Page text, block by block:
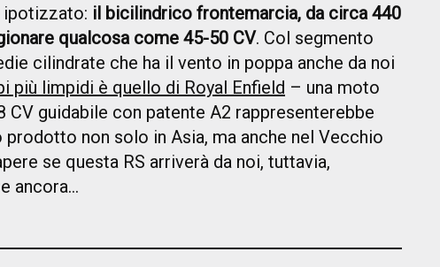
ipotizzato: il bicilindrico frontemarcia, da circa 440
qualcosa come 45-50 CV. Col segmento
cilindrate che ha il vento in poppa anche da noi
più limpidi è quello di Royal Enfield – una moto
CV guidabile con patente A2 rappresenterebbe
non solo in Asia, ma anche nel Vecchio
se questa RS arriverà da noi, tuttavia,
ancora...